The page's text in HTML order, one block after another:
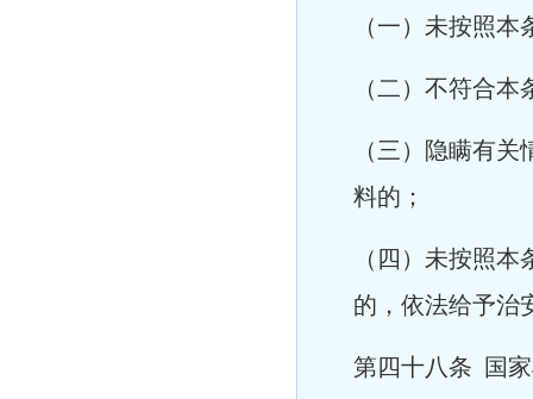
（一）未按照
（二）不符合
（三）隐瞒有
料的；
（四）未按照
的，依法给予治
第四十八条 国